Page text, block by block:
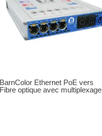
BarnColor Ethernet PoE vers
Fibre optique avec multiplexage